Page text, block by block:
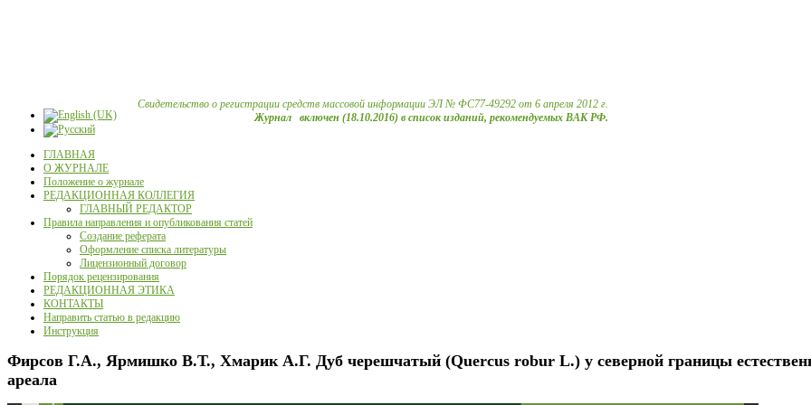
Свидетельство о регистрации средств массовой информации ЭЛ № ФС77-49292 от 6 апреля 2012 г.
Журнал включен (18.10.2016) в список изданий, рекомендуемых ВАК РФ.
ГЛАВНАЯ
О ЖУРНАЛЕ
Положение о журнале
РЕДАКЦИОННАЯ КОЛЛЕГИЯ
ГЛАВНЫЙ РЕДАКТОР
Правила направления и опубликования статей
Создание реферата
Оформление списка литературы
Лицензионный договор
Порядок рецензирования
РЕДАКЦИОННАЯ ЭТИКА
КОНТАКТЫ
Направить статью в редакцию
Инструкция
Фирсов Г.А., Ярмишко В.Т., Хмарик А.Г. Дуб черешчатый (Quercus robur L.) у северной границы
ареала